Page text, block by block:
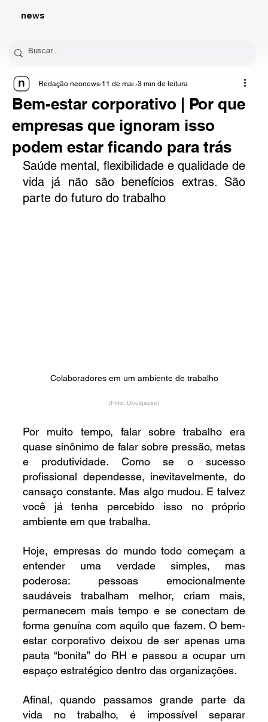
news
Bem-estar corporativo | Por que
empresas que ignoram isso
podem estar ficando para trás
Redação neonews 11 de mai. 3 min de leitura
Saúde mental, flexibilidade e qualidade de
vida já não são benefícios extras. São
parte do futuro do trabalho
Colaboradores em um ambiente de trabalho
(Foto: Divulgação)
Por muito tempo, falar sobre trabalho era
quase sinônimo de falar sobre pressão, metas
e produtividade. Como se o sucesso
profissional dependesse, inevitavelmente, do
cansaço constante. Mas algo mudou. E talvez
você já tenha percebido isso no próprio
ambiente em que trabalha.
Hoje, empresas do mundo todo começam a
entender uma verdade simples, mas
poderosa: pessoas emocionalmente
saudáveis trabalham melhor, criam mais,
permanecem mais tempo e se conectam de
forma genuína com aquilo que fazem. O bem-
estar corporativo deixou de ser apenas uma
pauta “bonita” do RH e passou a ocupar um
espaço estratégico dentro das organizações.
Afinal, quando passamos grande parte da
vida no trabalho, é impossível separar